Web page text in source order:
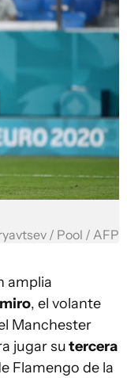
/ Pool / AFP
amplia
, el volante
Manchester
jugar sutercera
Flamengo de la